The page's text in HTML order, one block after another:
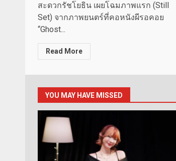
สะดวกรัชโยธิน เผยโฉมภาพแรก (Still
Set) จากภาพยนตร์ที่คอหนังผีรอคอย
“Ghost...
Read More
YOU MAY HAVE MISSED